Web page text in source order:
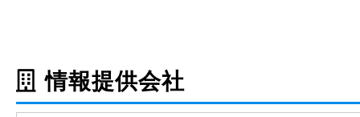
情報提供会社